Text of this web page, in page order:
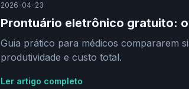
2026-04-23
Prontuário eletrônico gratuito:
Guia prático para médicos compararem
produtividade e custo total.
Ler artigo completo